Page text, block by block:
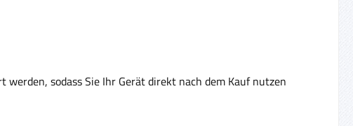
sodass Sie Ihr Gerät direkt nach dem Kauf nutzen